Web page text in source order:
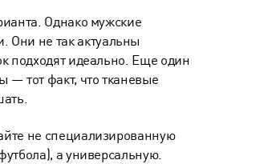
Однако мужские
Они не так актуальны
подходят идеально. Еще один
— тот факт, что тканевые
не специализированную
а универсальную.